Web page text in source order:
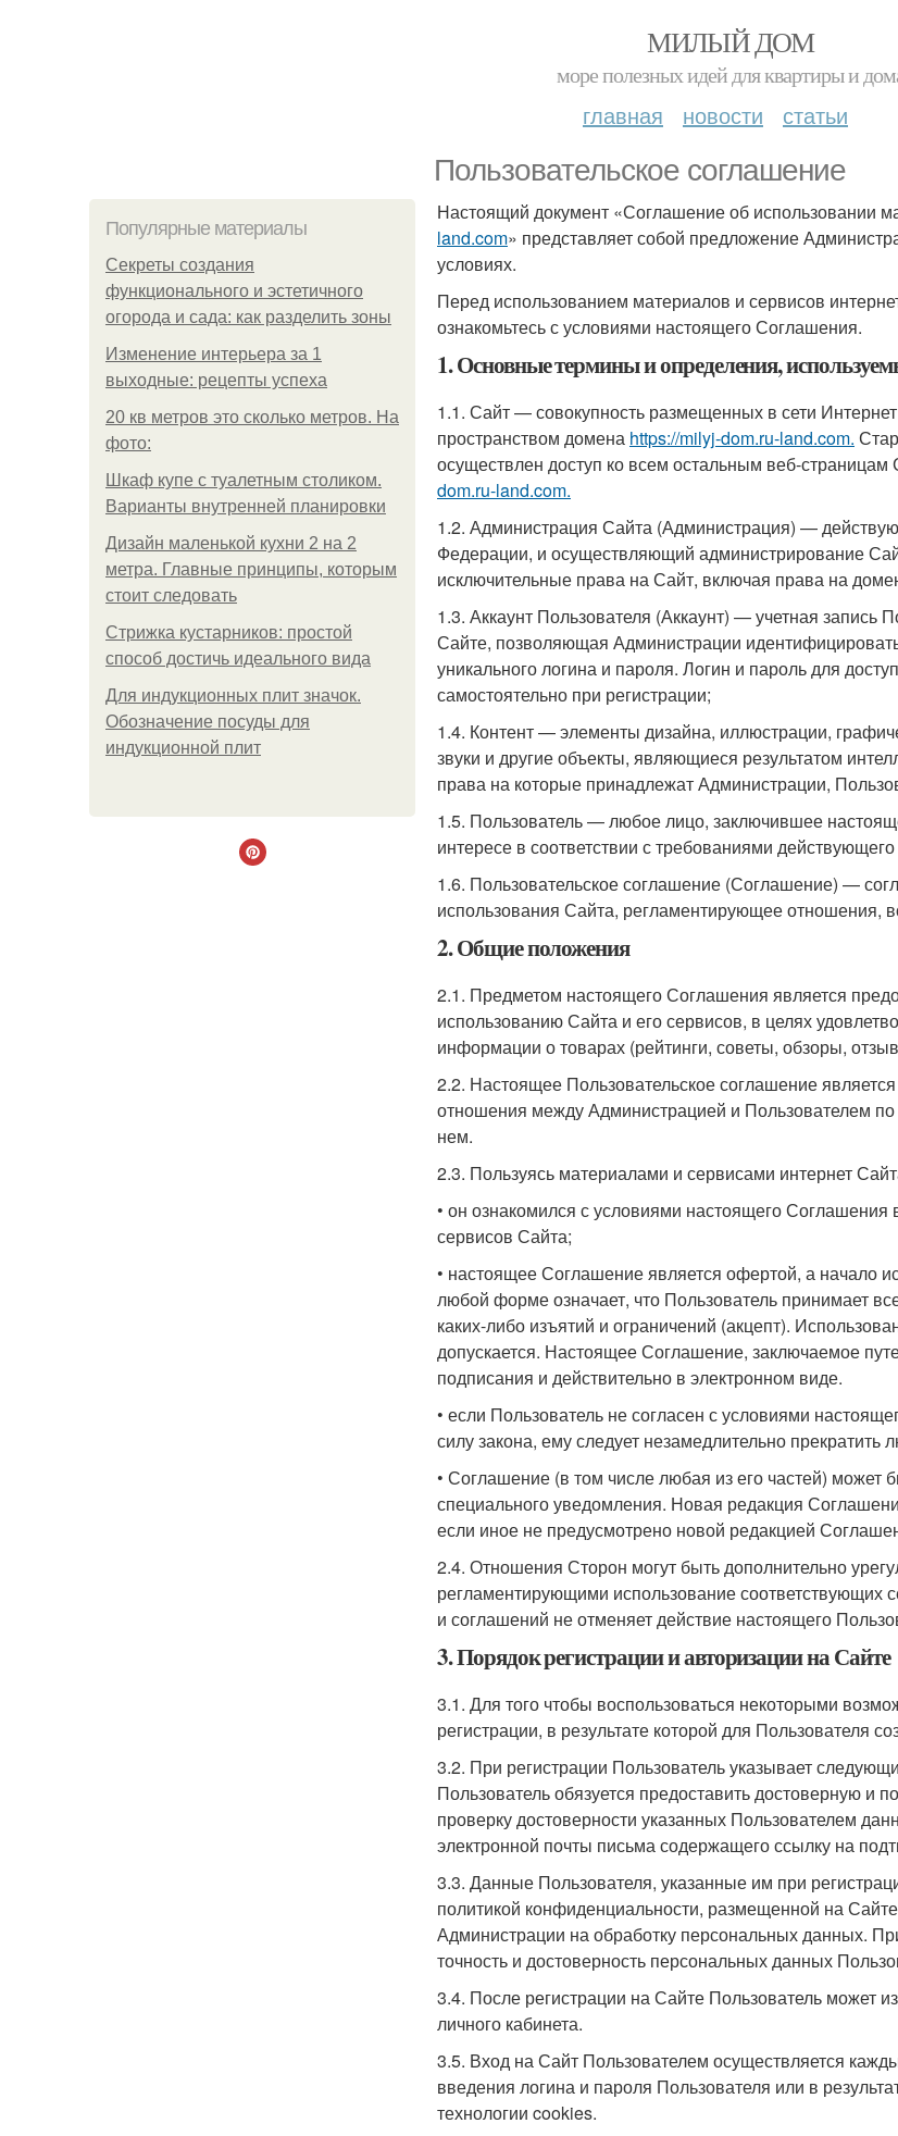
МИЛЫЙ ДОМ
море полезных идей для квартиры и
главная новости статьи
Пользовательское соглашение
Популярные материалы
Секреты создания
функционального и эстетичного
огорода и сада: как разделить зоны
Изменение интерьера за 1
выходные: рецепты успеха
20 кв метров это сколько метров. На
фото:
Шкаф купе с туалетным столиком.
Варианты внутренней планировки
Дизайн маленькой кухни 2 на 2
метра. Главные принципы, которым
стоит следовать
Стрижка кустарников: простой
способ достичь идеального вида
Для индукционных плит значок.
Обозначение посуды для
индукционной плит
Настоящий документ «Соглашение об использовании
land.com» представляет собой предложение
условиях.
Перед использованием материалов и сервисов
ознакомьтесь с условиями настоящего Соглашения.
1. Основные термины и определения,
1.1. Сайт — совокупность размещенных в сети
пространством домена https://milyj-dom.ru-land.com.
осуществлен доступ ко всем остальным веб-
dom.ru-land.com.
1.2. Администрация Сайта (Администрация) —
Федерации, и осуществляющий администрирование
исключительные права на Сайт, включая права на
1.3. Аккаунт Пользователя (Аккаунт) — учетная запись
Сайте, позволяющая Администрации
уникального логина и пароля. Логин и пароль для
самостоятельно при регистрации;
1.4. Контент — элементы дизайна, иллюстрации,
звуки и другие объекты, являющиеся результатом
права на которые принадлежат Администрации,
1.5. Пользователь — любое лицо, заключившее
интересе в соответствии с требованиями
1.6. Пользовательское соглашение (Соглашение) —
использования Сайта, регламентирующее
2. Общие положения
2.1. Предметом настоящего Соглашения является
использованию Сайта и его сервисов, в целях
информации о товарах (рейтинги, советы, обзоры,
2.2. Настоящее Пользовательское соглашение
отношения между Администрацией и Пользователем
нем.
2.3. Пользуясь материалами и сервисами интернет
• он ознакомился с условиями настоящего
сервисов Сайта;
• настоящее Соглашение является офертой, а начало
любой форме означает, что Пользователь принимает
каких-либо изъятий и ограничений (акцепт).
допускается. Настоящее Соглашение, заключаемое
подписания и действительно в электронном виде.
• если Пользователь не согласен с условиями
силу закона, ему следует незамедлительно
• Соглашение (в том числе любая из его частей) может
специального уведомления. Новая редакция
если иное не предусмотрено новой редакцией
2.4. Отношения Сторон могут быть дополнительно
регламентирующими использование соответствующих
и соглашений не отменяет действие настоящего
3. Порядок регистрации и авторизации на Сайте
3.1. Для того чтобы воспользоваться некоторыми
регистрации, в результате которой для Пользователя
3.2. При регистрации Пользователь указывает
Пользователь обязуется предоставить достоверную
проверку достоверности указанных Пользователем
электронной почты письма содержащего ссылку на
3.3. Данные Пользователя, указанные им при
политикой конфиденциальности, размещенной на
Администрации на обработку персональных данных.
точность и достоверность персональных данных
3.4. После регистрации на Сайте Пользователь может
личного кабинета.
3.5. Вход на Сайт Пользователем осуществляется
введения логина и пароля Пользователя или в
технологии cookies.